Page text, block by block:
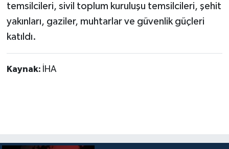
temsilcileri, sivil toplum kuruluşu temsilcileri, şehit
yakınları, gaziler, muhtarlar ve güvenlik güçleri
katıldı.
Kaynak: İHA